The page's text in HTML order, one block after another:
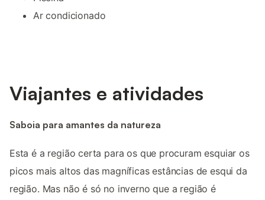
Ar condicionado
Viajantes e atividades
Saboia para amantes da natureza
Esta é a região certa para os que procuram esquiar os
picos mais altos das magníficas estâncias de esqui da
região. Mas não é só no inverno que a região é